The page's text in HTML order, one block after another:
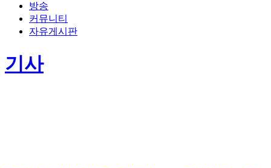
방송
커뮤니티
자유게시판
기사